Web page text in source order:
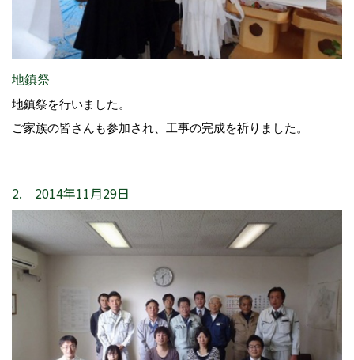
地鎮祭
地鎮祭を行いました。
ご家族の皆さんも参加され、工事の完成を祈りました。
2. 2014年11月29日